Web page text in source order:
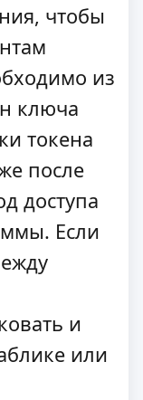
чтобы
из
ключа
токена
после
доступа
Если
и
или